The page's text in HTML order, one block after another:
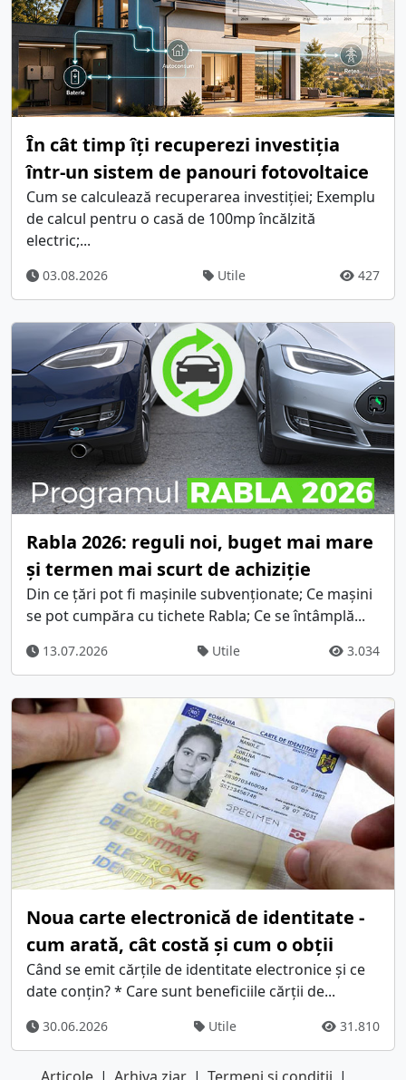
În cât timp îți recuperezi investiția
într-un sistem de panouri fotovoltaice
Cum se calculează recuperarea investiției; Exemplu
de calcul pentru o casă de 100mp încălzită
electric;...
03.08.2026 Utile 427
Rabla 2026: reguli noi, buget mai mare
și termen mai scurt de achiziție
Din ce țări pot fi mașinile subvenționate; Ce mașini
se pot cumpăra cu tichete Rabla; Ce se întâmplă...
13.07.2026 Utile 3.034
Noua carte electronică de identitate -
cum arată, cât costă și cum o obții
Când se emit cărțile de identitate electronice și ce
date conțin? * Care sunt beneficiile cărții de...
30.06.2026 Utile 31.810